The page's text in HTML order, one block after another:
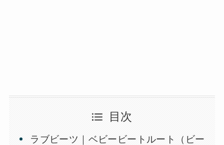
目次
ラブビーツ｜ベビービートルート（ビー